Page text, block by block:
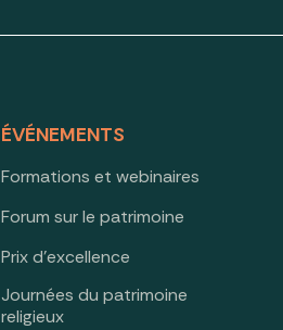
ÉVÉNEMENTS
Formations et webinaires
Forum sur le patrimoine
Prix d’excellence
Journées du patrimoine
religieux